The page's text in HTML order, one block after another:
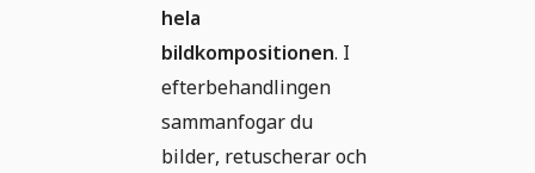
hela
bildkompositionen. I
efterbehandlingen
sammanfogar du
bilder, retuscherar och